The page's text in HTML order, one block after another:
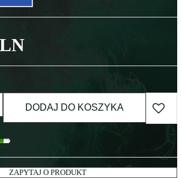
DODAJ DO KOSZYKA
ZAPYTAJ O PRODUKT